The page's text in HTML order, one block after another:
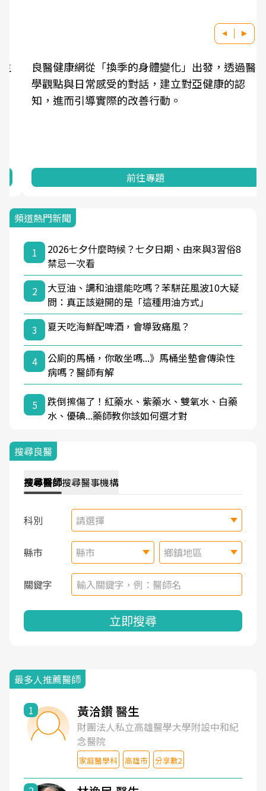
良醫健康網從「換季的身體變化」出發，透過醫
學觀點與日常感受的對話，建立對亞健康的認
知，進而引導實際的改善行動。
前往專題
頻道熱門新聞
1
2026七夕什麼時候？七夕日期、由來與3習俗8
禁忌一次看
2
大豆油、調和油還能吃嗎？苯駢芘風波10大疑
問：真正該避開的是「這種用油方式」
3
夏天吃海鮮配啤酒，會導致痛風？
4
公廁的馬桶，你敢坐嗎...》馬桶坐墊會傳染性
病嗎？醫師有解
5
跌倒擦傷了！紅藥水、紫藥水、雙氧水、白藥
水、優碘...藥師教你該如何選才對
搜尋良醫
搜尋醫師搜尋醫事機構
科別 請選擇
縣市 縣市 鄉鎮地區
關鍵字
立即搜尋
最多人推薦醫師
1 黃洽鑽 醫生
財團法人私立高雄醫學大學附設中和紀
念醫院
家庭醫學科 高雄市 分享數2